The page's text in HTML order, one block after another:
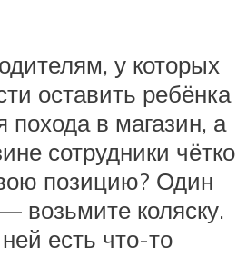
у которых
оставить ребёнка
в магазин, а
сотрудники чётко
позицию? Один
возьмите коляску.
есть что-то